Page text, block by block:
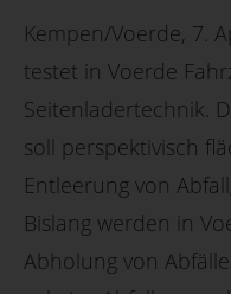
Kempen/Voerde, 7.
testet in Voerde
Seitenladertechnik.
soll perspektivisch
Entleerung von
Bislang werden in
Abholung von